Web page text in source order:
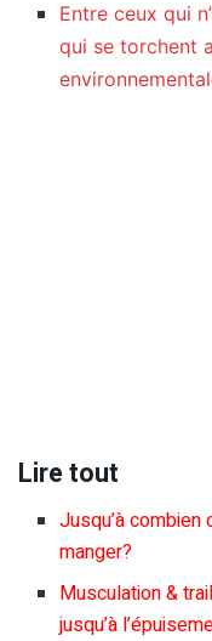
Entre ceux qui
qui se torchent
Lire tout
Jusqu’à
manger?
Musculation &
jusqu’à